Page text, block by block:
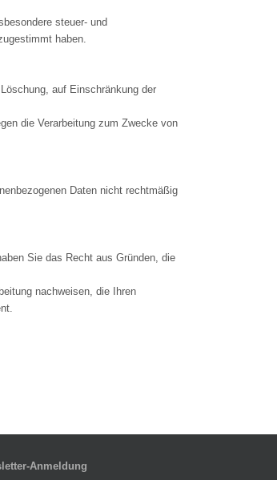
steuer- und
haben.
auf Einschränkung der
die Verarbeitung zum Zwecke von
Daten nicht rechtmäßig
Sie das Recht aus Gründen, die
nachweisen, die Ihren
Anmeldung